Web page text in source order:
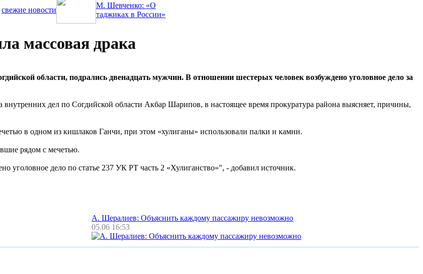
свежие новости
М. Шевченко: «О
таджиках в России»
массовая драка
области, подрались двенадцать мужчин. В отношении шестерых человек возбуждено уголовное дело за
дел по Согдийской области Акбар Шарипов, в настоящее время прокуратура района выясняет, причины,
в одном из кишлаков Ганчи, при этом «хулиганы» использовали палки и камни.
рядом с мечетью.
уголовное дело по статье 237 УК РТ часть 2 «Хулиганство»", - добавил источник.
А. Шералиев: Объяснить каждому пассажиру невозможно
05.06 16:53